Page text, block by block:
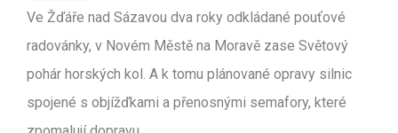
Ve Žďáře nad Sázavou dva roky odkládané pouťové
radovánky, v Novém Městě na Moravě zase Světový
pohár horských kol. A k tomu plánované opravy silnic
spojené s objížďkami a přenosnými semafory, které